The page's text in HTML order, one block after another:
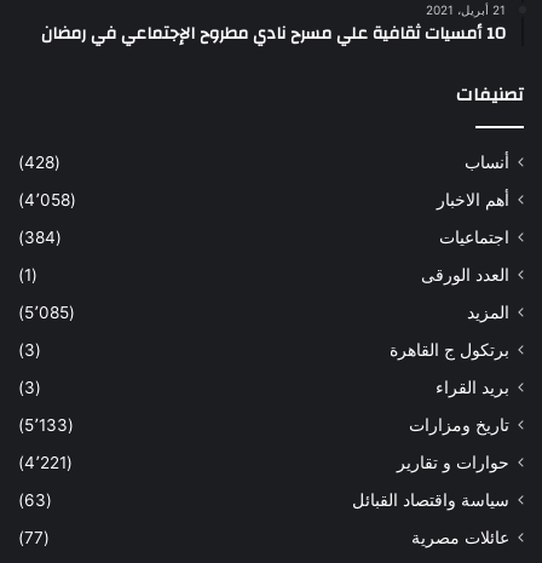
21 أبريل، 2021
10 أمسيات ثقافية علي مسرح نادي مطروح الإجتماعي في رمضان
تصنيفات
أنساب
(428)
أهم الاخبار
(4٬058)
اجتماعيات
(384)
العدد الورقى
(1)
المزيد
(5٬085)
برتكول ج القاهرة
(3)
بريد القراء
(3)
تاريخ ومزارات
(5٬133)
حوارات و تقارير
(4٬221)
سياسة واقتصاد القبائل
(63)
عائلات مصرية
(77)